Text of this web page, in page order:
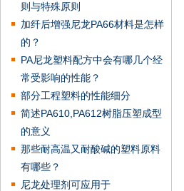
则与特殊原则
加纤后增强尼龙PA66材料是怎样
的？
PA尼龙塑料配方中会有哪几个经
常受影响的性能？
部分工程塑料的性能细分
简述PA610,PA612树脂压塑成型
的意义
那些耐高温又耐酸碱的塑料原料
有哪些？
尼龙处理剂可应用于